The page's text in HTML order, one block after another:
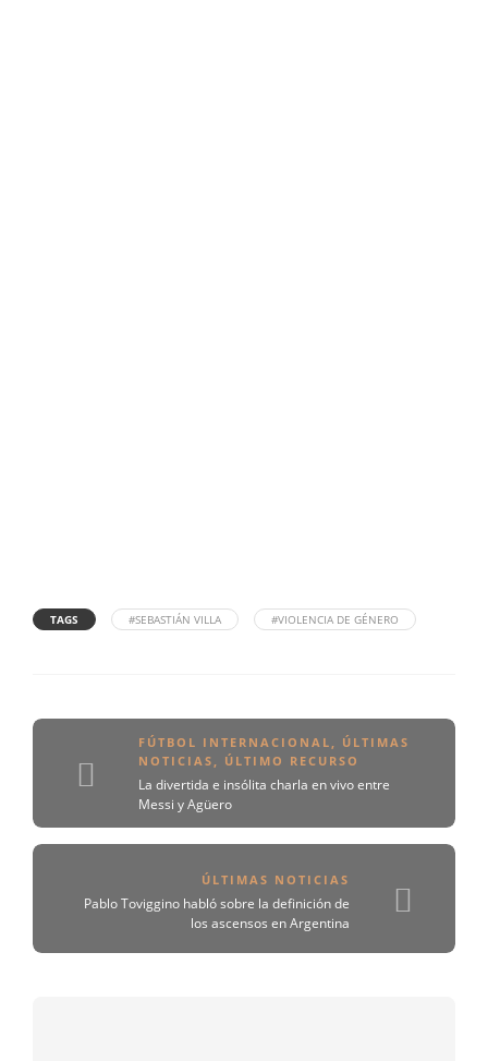
TAGS #SEBASTIÁN VILLA #VIOLENCIA DE GÉNERO
FÚTBOL INTERNACIONAL , ÚLTIMAS
NOTICIAS , ÚLTIMO RECURSO
La divertida e insólita charla en vivo entre
Messi y Agüero
ÚLTIMAS NOTICIAS
Pablo Toviggino habló sobre la definición de
los ascensos en Argentina